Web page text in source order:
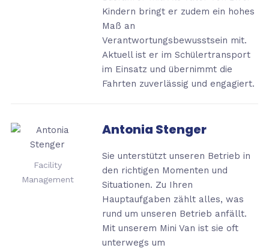
Kindern bringt er zudem ein hohes
Maß an
Verantwortungsbewusstsein mit.
Aktuell ist er im Schülertransport
im Einsatz und übernimmt die
Fahrten zuverlässig und engagiert.
Facility
Management
Antonia Stenger
Sie unterstützt unseren Betrieb in
den richtigen Momenten und
Situationen. Zu Ihren
Hauptaufgaben zählt alles, was
rund um unseren Betrieb anfällt.
Mit unserem Mini Van istsie oft
unterwegs um